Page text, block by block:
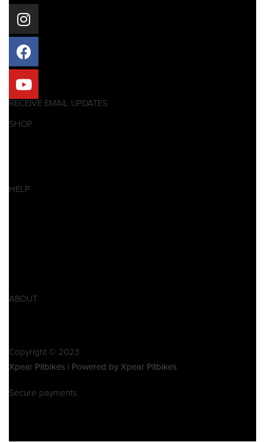
RECEIVE EMAIL UPDATES
SHOP
HELP
ABOUT
Copyright © 2023
Xpear Pitbikes | Powered by Xpear Pitbikes
Secure payments